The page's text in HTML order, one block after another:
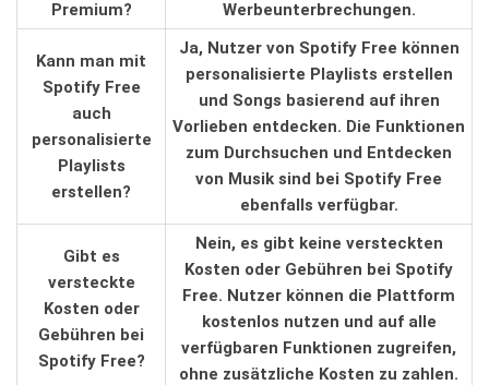
Premium?
Werbeunterbrechungen.
Kann ‌man ‍mit⁣
Spotify Free
auch
personalisierte
Playlists⁤
erstellen?
Ja, ⁤Nutzer von Spotify Free‍ können
personalisierte Playlists erstellen
und Songs basierend ⁤auf ihren
Vorlieben entdecken. Die Funktionen
zum Durchsuchen und Entdecken
von Musik sind bei Spotify Free
ebenfalls verfügbar.
Gibt es
versteckte
Kosten oder
Gebühren bei
Spotify ⁢Free?
Nein, es gibt keine versteckten
Kosten oder Gebühren bei Spotify
Free. Nutzer‌ können ⁣die Plattform
kostenlos nutzen und auf alle
verfügbaren Funktionen zugreifen,
ohne zusätzliche ⁢Kosten zu zahlen.